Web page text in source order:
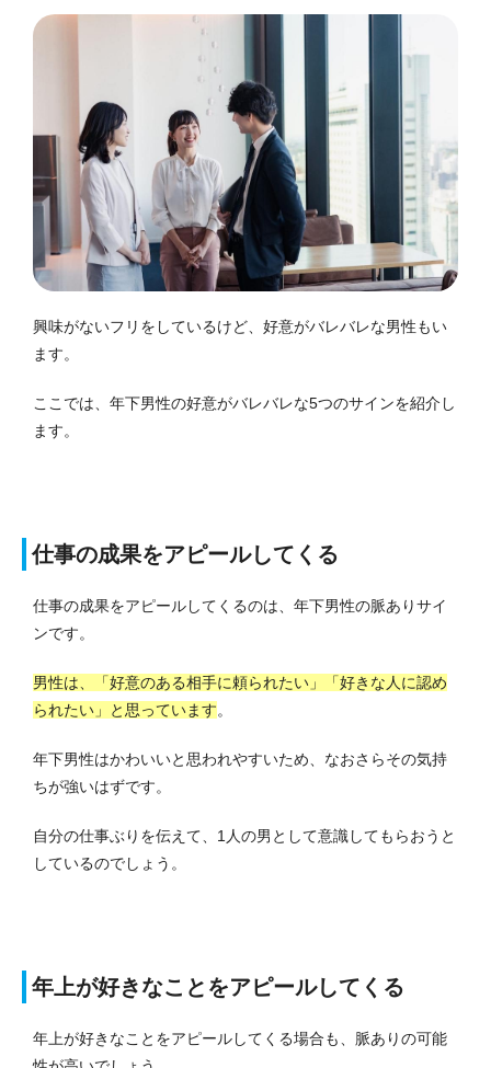
興味がないフリをしているけど、好意がバレバレな男性もい
ます。
ここでは、年下男性の好意がバレバレな5つのサインを紹介し
ます。
仕事の成果をアピールしてくる
仕事の成果をアピールしてくるのは、年下男性の脈ありサイ
ンです。
男性は、「好意のある相手に頼られたい」「好きな人に認め
られたい」と思っています。
年下男性はかわいいと思われやすいため、なおさらその気持
ちが強いはずです。
自分の仕事ぶりを伝えて、1人の男として意識してもらおうと
しているのでしょう。
年上が好きなことをアピールしてくる
年上が好きなことをアピールしてくる場合も、脈ありの可能